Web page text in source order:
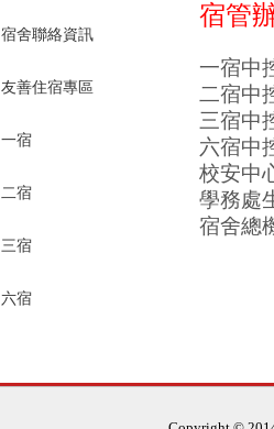
宿舍聯絡資訊
友善住宿專區
一宿
二宿
三宿
六宿
宿管
一宿中
二宿中
三宿中
六宿中
校安中
學務處
宿舍總
轉按
（例
06-
轉按
（例